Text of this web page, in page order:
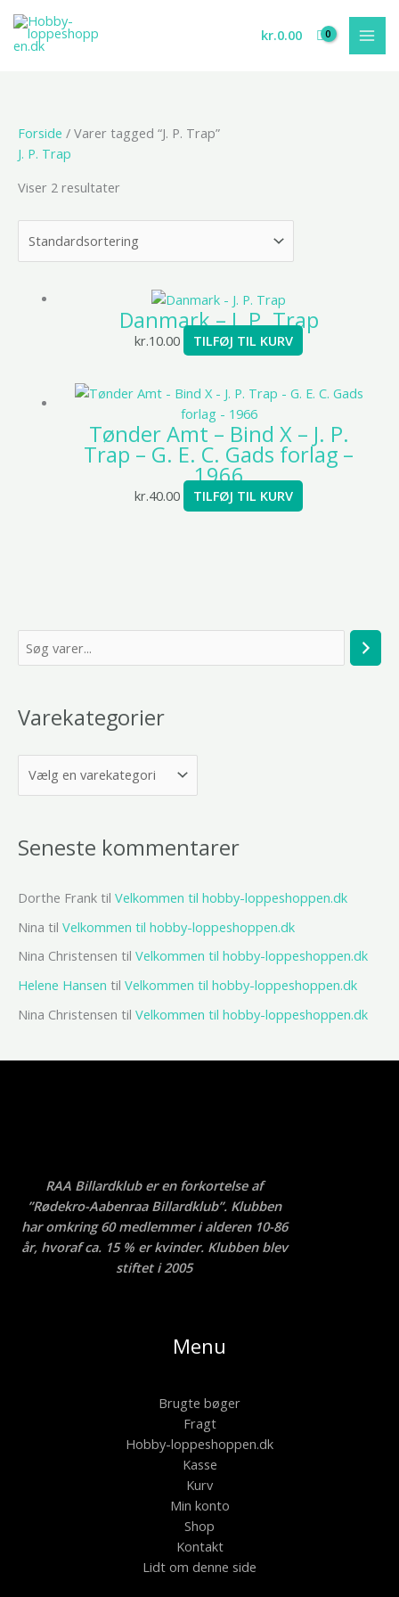
indholdet
kr.0.00
ø
Varekategorier
Seneste kommentarer
Dorthe Frank til Velkommen til hobby-loppeshoppen.dk
Nina til Velkommen til hobby-loppeshoppen.dk
Nina Christensen til Velkommen til hobby-loppeshoppen.dk
Helene Hansen til Velkommen til hobby-loppeshoppen.dk
Nina Christensen til Velkommen til hobby-loppeshoppen.dk
Forside / Varer tagged “J. P. Trap”
J. P. Trap
Viser 2 resultater
Danmark – J. P. Trap
kr.10.00 TILFØJ TIL KURV
Tønder Amt – Bind X – J. P.
Trap – G. E. C. Gads forlag –
1966
kr.40.00 TILFØJ TIL KURV
RAA Billardklub er en forkortelse af
”Rødekro-Aabenraa Billardklub”. Klubben
har omkring 60 medlemmer i alderen 10-86
år, hvoraf ca. 15 % er kvinder. Klubben blev
stiftet i 2005
Menu
Brugte bøger
Fragt
Hobby-loppeshoppen.dk
Kasse
Kurv
Min konto
Shop
Kontakt
Lidt om denne side